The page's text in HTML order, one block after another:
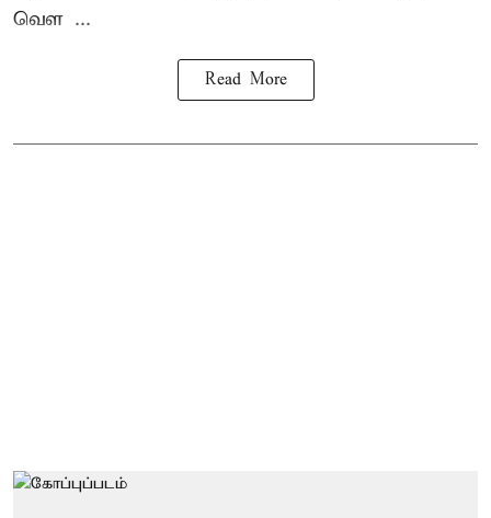
வெள ...
Read More